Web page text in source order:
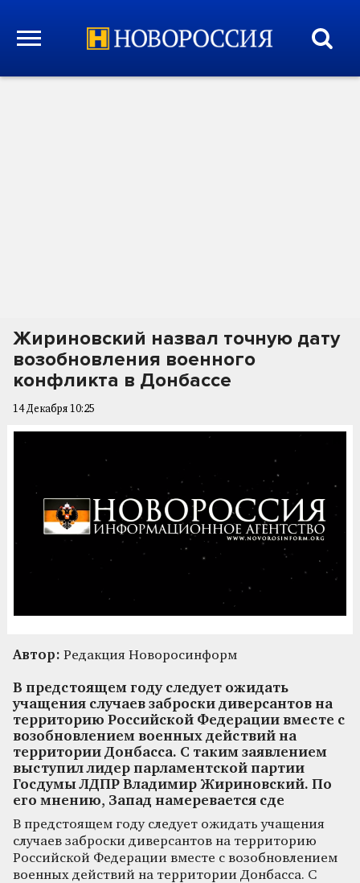
Жириновский назвал точную дату
возобновления военного
конфликта в Донбассе
14 Декабря 10:25
Автор: Редакция Новоросинформ
В предстоящем году следует ожидать
учащения случаев заброски диверсантов на
территорию Российской Федерации вместе с
возобновлением военных действий на
территории Донбасса. С таким заявлением
выступил лидер парламентской партии
Госдумы ЛДПР Владимир Жириновский. По
его мнению, Запад намеревается сде
В предстоящем году следует ожидать учащения
случаев заброски диверсантов на территорию
Российской Федерации вместе с возобновлением
военных действий на территории Донбасса. С